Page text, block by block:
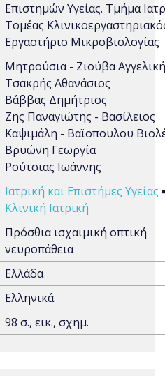
Επιστημών Υγείας. Τμήμα
Τομέας
Εργαστήριο Μικροβιολογίας
Μητρούσια - Ζιούβα Αγγελική
Τσακρής Αθανάσιος
Βάββας Δημήτριος
Ζης Παναγιώτης - Βασίλειος
Καψιμάλη - Βαϊοπουλου
Βρυώνη Γεωργία
Ρούτσιας Ιωάννης
Ιατρική και Επιστήμες Υγείας
Κλινική Ιατρική
Πρόσθια ισχαιμική οπτική
νευροπάθεια
Ελλάδα
Ελληνικά
98 σ., εικ., σχημ.